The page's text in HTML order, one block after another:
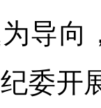
导向
委开